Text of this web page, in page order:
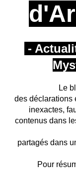
-
Le
des déclarations
inexactes,
contenus dans
partagés dans
Pour